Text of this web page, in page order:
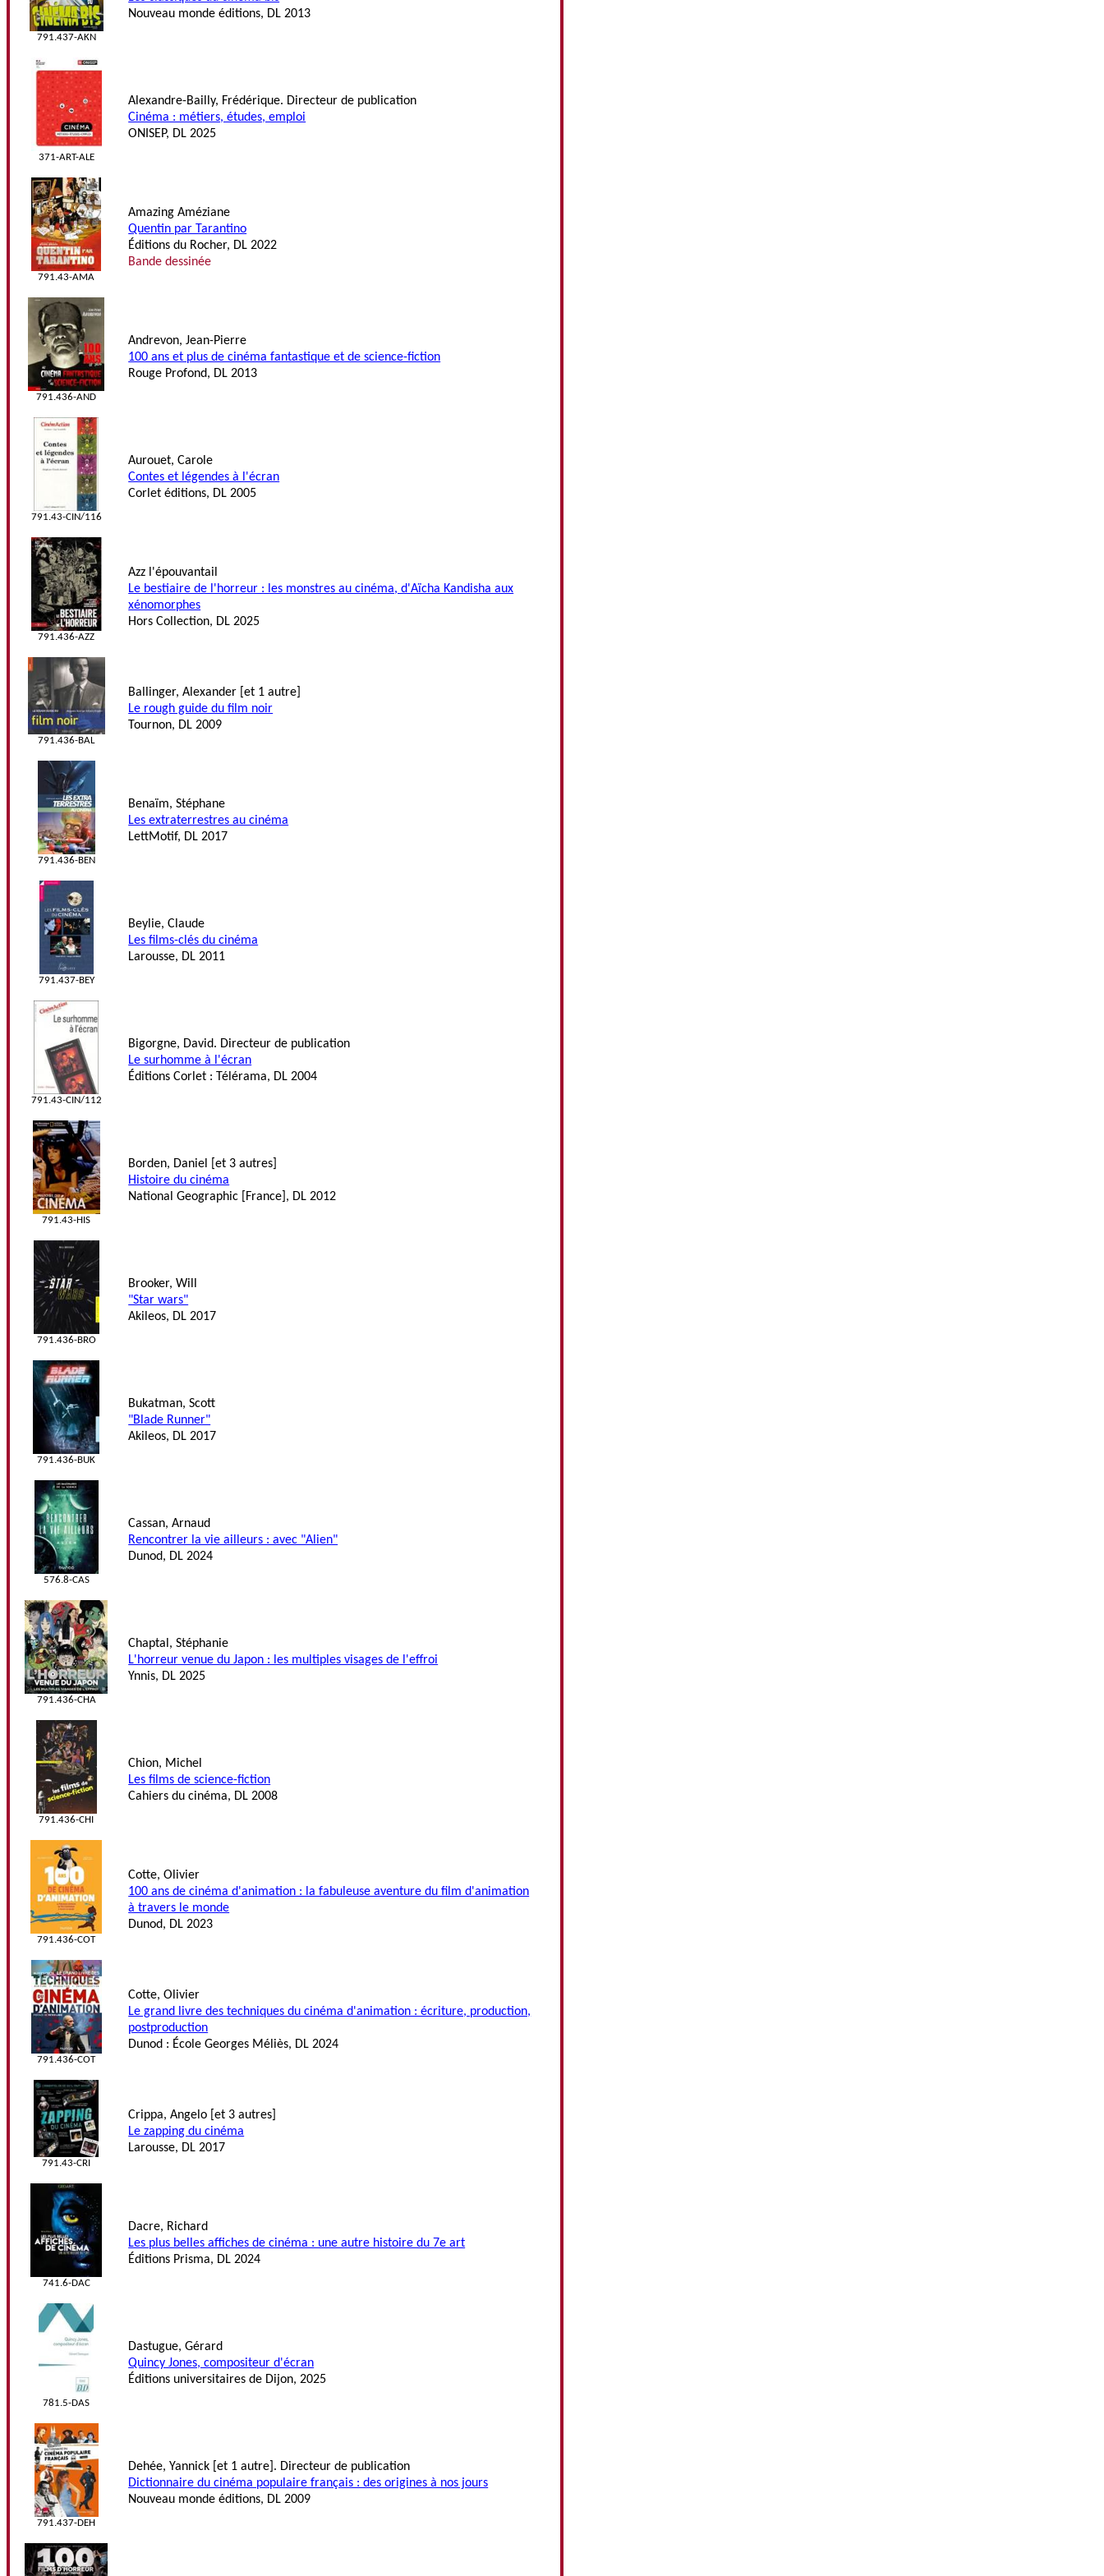
791.437-AKN
Nouveau monde éditions, DL 2013
371-ART-ALE
Alexandre-Bailly, Frédérique. Directeur de publication
Cinéma : métiers, études, emploi
ONISEP, DL 2025
791.43-AMA
Amazing Améziane
Quentin par Tarantino
Éditions du Rocher, DL 2022
Bande dessinée
791.436-AND
Andrevon, Jean-Pierre
100 ans et plus de cinéma fantastique et de science-fiction
Rouge Profond, DL 2013
791.43-CIN/116
Aurouet, Carole
Contes et légendes à l'écran
Corlet éditions, DL 2005
791.436-AZZ
Azz l'épouvantail
Le bestiaire de l'horreur : les monstres au cinéma, d'Aïcha Kandisha aux
xénomorphes
Hors Collection, DL 2025
791.436-BAL
Ballinger, Alexander [et 1 autre]
Le rough guide du film noir
Tournon, DL 2009
791.436-BEN
Benaïm, Stéphane
Les extraterrestres au cinéma
LettMotif, DL 2017
791.437-BEY
Beylie, Claude
Les films-clés du cinéma
Larousse, DL 2011
791.43-CIN/112
Bigorgne, David. Directeur de publication
Le surhomme à l'écran
Éditions Corlet : Télérama, DL 2004
791.43-HIS
Borden, Daniel [et 3 autres]
Histoire du cinéma
National Geographic [France], DL 2012
791.436-BRO
Brooker, Will
"Star wars"
Akileos, DL 2017
791.436-BUK
Bukatman, Scott
"Blade Runner"
Akileos, DL 2017
576.8-CAS
Cassan, Arnaud
Rencontrer la vie ailleurs : avec "Alien"
Dunod, DL 2024
791.436-CHA
Chaptal, Stéphanie
L'horreur venue du Japon : les multiples visages de l'effroi
Ynnis, DL 2025
791.436-CHI
Chion, Michel
Les films de science-fiction
Cahiers du cinéma, DL 2008
791.436-COT
Cotte, Olivier
100 ans de cinéma d'animation : la fabuleuse aventure du film d'animation
à travers le monde
Dunod, DL 2023
791.436-COT
Cotte, Olivier
Le grand livre des techniques du cinéma d'animation : écriture, production,
postproduction
Dunod : École Georges Méliès, DL 2024
791.43-CRI
Crippa, Angelo [et 3 autres]
Le zapping du cinéma
Larousse, DL 2017
741.6-DAC
Dacre, Richard
Les plus belles affiches de cinéma : une autre histoire du 7e art
Éditions Prisma, DL 2024
781.5-DAS
Dastugue, Gérard
Quincy Jones, compositeur d'écran
Éditions universitaires de Dijon, 2025
791.437-DEH
Dehée, Yannick [et 1 autre]. Directeur de publication
Dictionnaire du cinéma populaire français : des origines à nos jours
Nouveau monde éditions, DL 2009